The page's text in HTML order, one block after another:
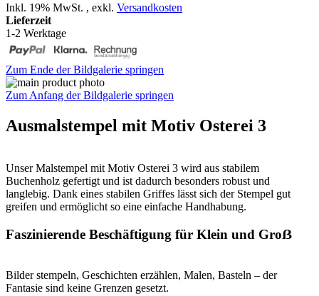
Inkl. 19% MwSt. , exkl. Versandkosten
Lieferzeit
1-2 Werktage
Zum Ende der Bildgalerie springen
Zum Anfang der Bildgalerie springen
Ausmalstempel mit Motiv Osterei 3
Unser Malstempel mit Motiv Osterei 3 wird aus stabilem
Buchenholz gefertigt und ist dadurch besonders robust und
langlebig. Dank eines stabilen Griffes lässt sich der Stempel gut
greifen und ermöglicht so eine einfache Handhabung.
Faszinierende Beschäftigung für Klein und Groẞ
Bilder stempeln, Geschichten erzählen, Malen, Basteln – der
Fantasie sind keine Grenzen gesetzt.